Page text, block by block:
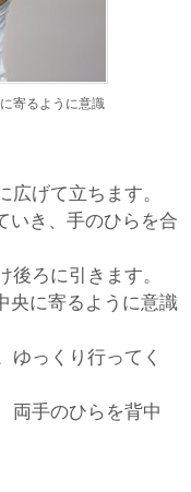
寄るように意識
げて立ちます。
いき、手のひらを合
ろに引きます。
央に寄るように意識
ゆっくり行ってく
両手のひらを背中